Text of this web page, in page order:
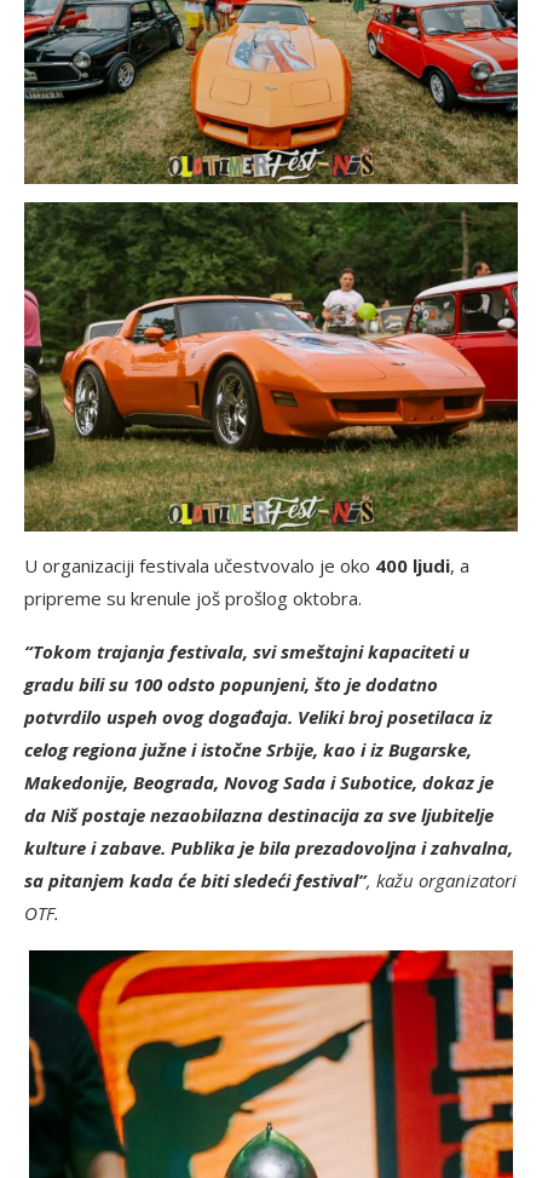
U organizaciji festivala učestvovalo je oko 400 ljudi, a
pripreme su krenule još prošlog oktobra.
“Tokom trajanja festivala, svi smeštajni kapaciteti u
gradu bili su 100 odsto popunjeni, što je dodatno
potvrdilo uspeh ovog događaja. Veliki broj posetilaca iz
celog regiona južne i istočne Srbije, kao i iz Bugarske,
Makedonije, Beograda, Novog Sada i Subotice, dokaz je
da Niš postaje nezaobilazna destinacija za sve ljubitelje
kulture i zabave. Publika je bila prezadovoljna i zahvalna,
sa pitanjem kada će biti sledeći festival”, kažu organizatori
OTF.